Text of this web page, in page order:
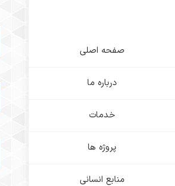
صفحه اصلی
درباره ما
خدمات
پروژه ها
منابع انسانی